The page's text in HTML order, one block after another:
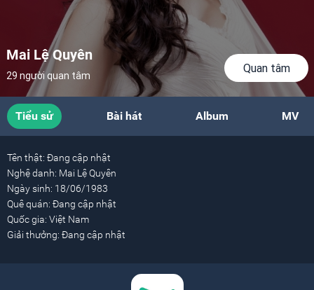
Mai Lệ Quyên
29 người quan tâm
Quan tâm
Tiểu sử Bài hát Album MV
Tên thật: Đang cập nhật
Nghệ danh: Mai Lệ Quyên
Ngày sinh: 18/06/1983
Quê quán: Đang cập nhật
Quốc gia: Việt Nam
Giải thưởng: Đang cập nhật